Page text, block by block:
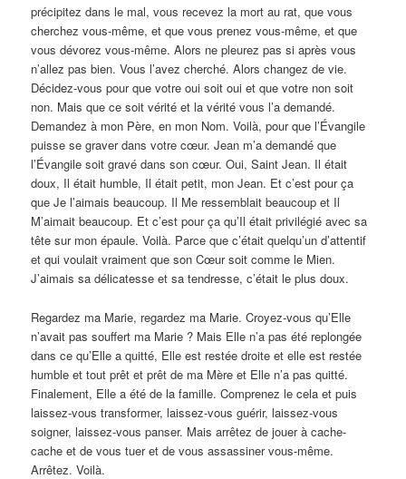
précipitez dans le mal, vous recevez la mort au rat, que vous
cherchez vous-même, et que vous prenez vous-même, et que
vous dévorez vous-même. Alors ne pleurez pas si après vous
n’allez pas bien. Vous l’avez cherché. Alors changez de vie.
Décidez-vous pour que votre oui soit oui et que votre non soit
non. Mais que ce soit vérité et la vérité vous l’a demandé.
Demandez à mon Père, en mon Nom. Voilà, pour que l’Évangile
puisse se graver dans votre cœur. Jean m’a demandé que
l’Évangile soit gravé dans son cœur. Oui, Saint Jean. Il était
doux, Il était humble, Il était petit, mon Jean. Et c’est pour ça
que Je l’aimais beaucoup. Il Me ressemblait beaucoup et Il
M’aimait beaucoup. Et c’est pour ça qu’Il était privilégié avec sa
tête sur mon épaule. Voilà. Parce que c’était quelqu’un d’attentif
et qui voulait vraiment que son Cœur soit comme le Mien.
J’aimais sa délicatesse et sa tendresse, c’était le plus doux.
Regardez ma Marie, regardez ma Marie. Croyez-vous qu’Elle
n’avait pas souffert ma Marie ? Mais Elle n’a pas été replongée
dans ce qu’Elle a quitté, Elle est restée droite et elle est restée
humble et tout prêt et prêt de ma Mère et Elle n’a pas quitté.
Finalement, Elle a été de la famille. Comprenez le cela et puis
laissez-vous transformer, laissez-vous guérir, laissez-vous
soigner, laissez-vous panser. Mais arrêtez de jouer à cache-
cache et de vous tuer et de vous assassiner vous-même.
Arrêtez. Voilà.